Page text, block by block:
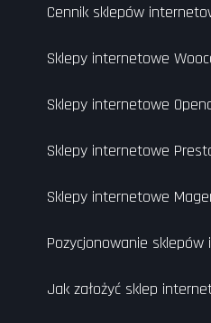
Cennik sklepów
Sklepy internetowe
Sklepy internetowe
Sklepy internetowe
Sklepy internetowe
Pozycjonowanie
Jak założyć sklep